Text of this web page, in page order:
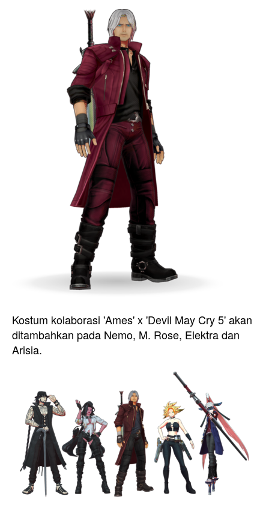
Kostum kolaborasi 'Ames' x 'Devil May Cry 5' akan
ditambahkan pada Nemo, M. Rose, Elektra dan
Arisia.